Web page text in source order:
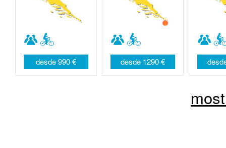
desde 990 € desde 1290 €